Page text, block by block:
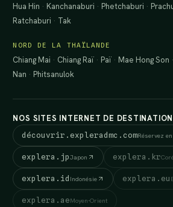
Hua Hin · Kanchanaburi · Phetchaburi ·
Ratchaburi · Tak
NORD DE LA THAÏLANDE
Chiang Mai · Chiang Raï · Paï · Mae Hong Son ·
Nan · Phitsanulok
NOS SITES INTERNET DE
découvrir.expleradmc.comRéservez
explera.jpJapon explera.kr
explera.id Indonésie explera.eu
explera.aeMoyen-Orient